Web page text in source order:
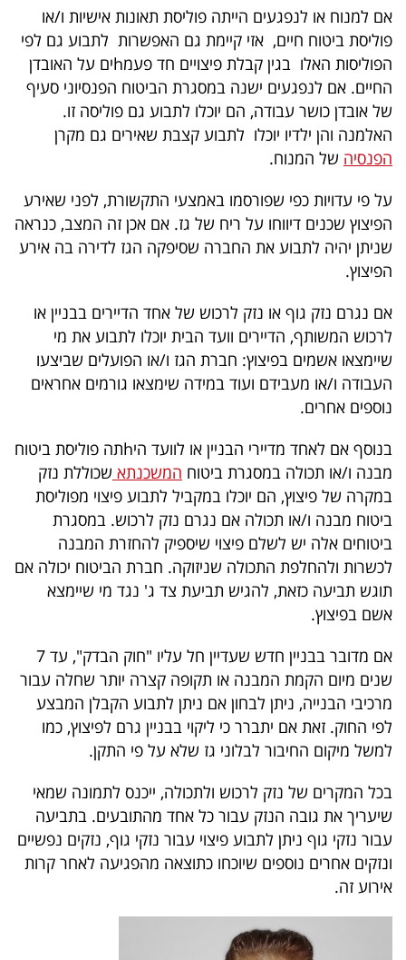
מייל
אדום
פרסמו
עקבו
אחרינו:
אם למנוח או לנפגעים הייתה פוליסת תאונות אישיות ו/או
פוליסת ביטוח חיים, אזי קיימת גם האפשרות לתבוע גם לפי
הפוליסות האלו בגין קבלת פיצויים חד פעמhים על האובדן
החיים. אם לנפגעים ישנה במסגרת הביטוח הפנסיוני סעיף
של אובדן כושר עבודה, הם יוכלו לתבוע גם פוליסה זו.
האלמנה והן ילדיו יוכלו לתבוע קצבת שאירים גם מקרן
הפנסיה של המנוח.
על פי עדויות כפי שפורסמו באמצעי התקשורת, לפני שאירע
הפיצוץ שכנים דיווחו על ריח של גז. אם אכן זה המצב, כנראה
שניתן יהיה לתבוע את החברה שסיפקה הגז לדירה בה אירע
הפיצוץ.
אם נגרם נזק גוף או נזק לרכוש של אחד הדיירים בבניין או
לרכוש המשותף, הדיירים וועד הבית יוכלו לתבוע את מי
שיימצאו אשמים בפיצוץ: חברת הגז ו/או הפועלים שביצעו
העבודה ו/או מעבידם ועוד במידה שימצאו גורמים אחראים
נוספים אחרים.
בנוסף אם לאחד מדיירי הבניין או לוועד היhתה פוליסת ביטוח
מבנה ו/או תכולה במסגרת ביטוח המשכנתא שכוללת נזק
במקרה של פיצוץ, הם יוכלו במקביל לתבוע פיצוי מפוליסת
ביטוח מבנה ו/או תכולה אם נגרם נזק לרכוש. במסגרת
ביטוחים אלה יש לשלם פיצוי שיספיק להחזרת המבנה
לכשרות ולהחלפת התכולה שניזוקה. חברת הביטוח יכולה אם
תוגש תביעה כזאת, להגיש תביעת צד ג' נגד מי שיימצא
אשם בפיצוץ.
אם מדובר בבניין חדש שעדיין חל עליו "חוק הבדק", עד 7
שנים מיום הקמת המבנה או תקופה קצרה יותר שחלה עבור
מרכיבי הבנייה, ניתן לבחון אם ניתן לתבוע הקבלן המבצע
לפי החוק. זאת אם יתברר כי ליקוי בבניין גרם לפיצוץ, כמו
למשל מיקום החיבור לבלוני גז שלא על פי התקן.
בכל המקרים של נזק לרכוש ולתכולה, ייכנס לתמונה שמאי
שיעריך את גובה הנזק עבור כל אחד מהתובעים. בתביעה
עבור נזקי גוף ניתן לתבוע פיצוי עבור נזקי גוף, נזקים נפשיים
ונזקים אחרים נוספים שיוכחו כתוצאה מהפגיעה לאחר קרות
אירוע זה.